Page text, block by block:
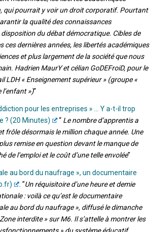
qui pourrait y voir un droit corporatif. Pourtant
la qualité des connaissances
du débat démocratique. Cibles de
ces dernières années, les libertés académiques
et plus largement de la société que nous
Hadrien MaurY et célian GoDEFroiD, pour le
LDH « Enseignement supérieur » (groupe «
»)”
pour les entreprises » … Y a-t-il trop
? (20 Minutes)
“ Le nombre d’apprentis a
frôle désormais le million chaque année. Une
remise en question devant le manque de
de l’emploi et le coût d’une telle envolée”
au bord du naufrage », un documentaire
. “Un réquisitoire d’une heure et demie
: voilà ce qu’est le documentaire
au bord du naufrage », diffusé le dimanche
interdite » sur M6. Il s’attelle à montrer les